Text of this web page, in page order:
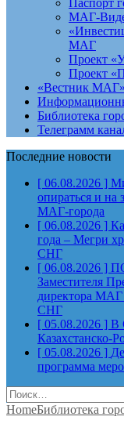
МАГ-
МАГ
Проект
Проект
«Вестник МАГ»
Библиотека
Телеграмм
Последние новости
[ 06.08.2026 ]
опираться и на
МАГ-города
[ 06.08.2026 ]
года – Мегри
СНГ
[ 06.08.2026 ]
Заместителя
директора
СНГ
[ 05.08.2026 ] В
Казахстанско-
[ 05.08.2026 ]
программа
Найти:
HomeБиблиотека